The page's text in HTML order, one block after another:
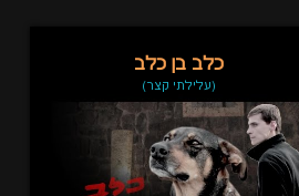
כלב בן כלב
(עלילתי קצר)